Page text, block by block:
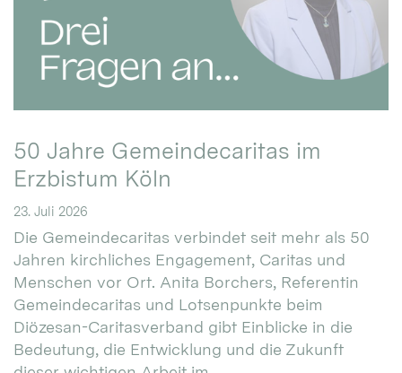
50 Jahre Gemeindecaritas im
Erzbistum Köln
23. Juli 2026
Die Gemeindecaritas verbindet seit mehr als 50
Jahren kirchliches Engagement, Caritas und
Menschen vor Ort. Anita Borchers, Referentin
Gemeindecaritas und Lotsenpunkte beim
Diözesan-Caritasverband gibt Einblicke in die
Bedeutung, die Entwicklung und die Zukunft